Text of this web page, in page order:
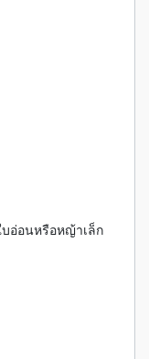
อ่อนหรือหญ้าเล็ก